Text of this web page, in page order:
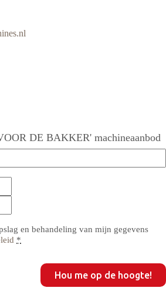
DE BAKKER' machineaanbod
en behandeling van mijn gegevens
*